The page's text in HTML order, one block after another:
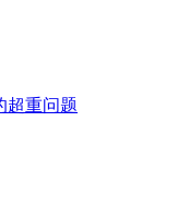
超重问题